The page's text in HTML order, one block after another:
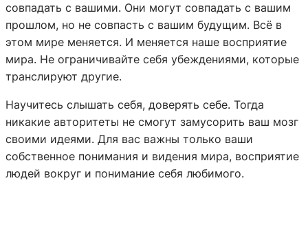
совпадать с вашими. Они могут совпадать с вашим
прошлом, но не совпасть с вашим будущим. Всё в
этом мире меняется. И меняется наше восприятие
мира. Не ограничивайте себя убеждениями, которые
транслируют другие.
Научитесь слышать себя, доверять себе. Тогда
никакие авторитеты не смогут замусорить ваш мозг
своими идеями. Для вас важны только ваши
собственное понимания и видения мира, восприятие
людей вокруг и понимание себя любимого.